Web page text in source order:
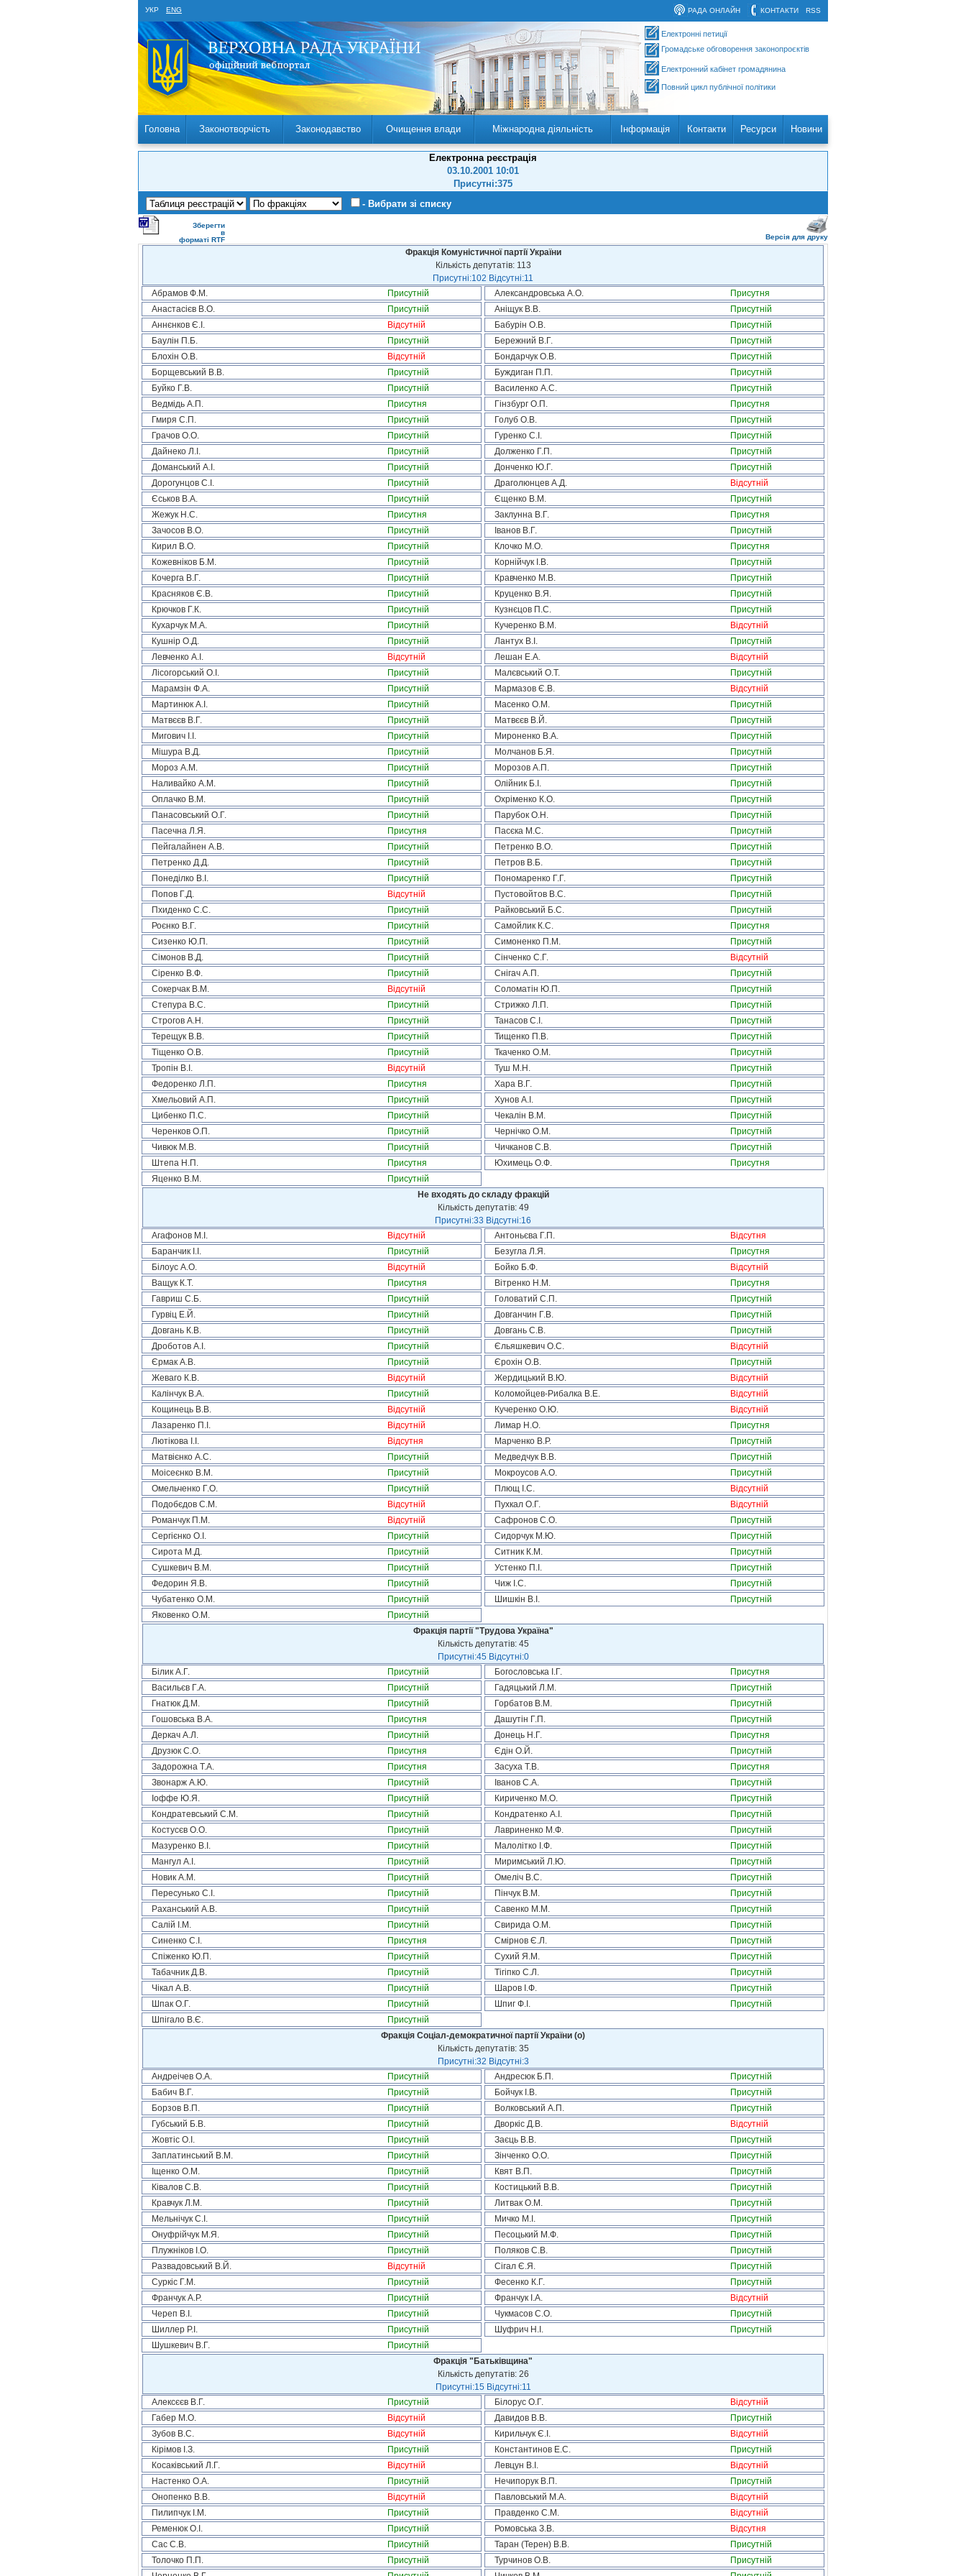
УКР ENG RSS
КОНТАКТИ
РАДА ОНЛАЙН
Електронні петиції
Громадське обговорення законопроєктів
Електронний кабінет громадянина
Повний цикл публічної політики
Головна Законотворчість Законодавство Очищення влади Міжнародна діяльність Інформація Контакти Ресурси Новини
Електронна реєстрація
03.10.2001 10:01
Присутні:375
- Вибрати зі списку
Зберегти
в
форматі RTF
Версія для друку
Фракція Комуністичної партії України
Кількість депутатів: 113
Присутні:102 Відсутні:11
Абрамов Ф.М.
Присутній Александровська А.О.
Присутня
Анастасієв В.О.
Присутній Аніщук В.В.
Присутній
Аннєнков Є.І.
Відсутній Бабурін О.В.
Присутній
Баулін П.Б.
Присутній Бережний В.Г.
Присутній
Блохін О.В.
Відсутній Бондарчук О.В.
Присутній
Борщевський В.В.
Присутній Буждиган П.П.
Присутній
Буйко Г.В.
Присутній Василенко А.С.
Присутній
Ведмідь А.П.
Присутня Гінзбург О.П.
Присутня
Гмиря С.П.
Присутній Голуб О.В.
Присутній
Грачов О.О.
Присутній Гуренко С.І.
Присутній
Дайнеко Л.І.
Присутній Долженко Г.П.
Присутній
Доманський А.І.
Присутній Донченко Ю.Г.
Присутній
Дорогунцов С.І.
Присутній Драголюнцев А.Д.
Відсутній
Єськов В.А.
Присутній Єщенко В.М.
Присутній
Жежук Н.С.
Присутня Заклунна В.Г.
Присутня
Зачосов В.О.
Присутній Іванов В.Г.
Присутній
Кирил В.О.
Присутній Клочко М.О.
Присутня
Кожевніков Б.М.
Присутній Корнійчук І.В.
Присутній
Кочерга В.Г.
Присутній Кравченко М.В.
Присутній
Красняков Є.В.
Присутній Круценко В.Я.
Присутній
Крючков Г.К.
Присутній Кузнєцов П.С.
Присутній
Кухарчук М.А.
Присутній Кучеренко В.М.
Відсутній
Кушнір О.Д.
Присутній Лантух В.І.
Присутній
Левченко А.І.
Відсутній Лешан Е.А.
Відсутній
Лісогорський О.І.
Присутній Малєвський О.Т.
Присутній
Марамзін Ф.А.
Присутній Мармазов Є.В.
Відсутній
Мартинюк А.І.
Присутній Масенко О.М.
Присутній
Матвєєв В.Г.
Присутній Матвєєв В.Й.
Присутній
Мигович І.І.
Присутній Мироненко В.А.
Присутній
Мішура В.Д.
Присутній Молчанов Б.Я.
Присутній
Мороз А.М.
Присутній Морозов А.П.
Присутній
Наливайко А.М.
Присутній Олійник Б.І.
Присутній
Оплачко В.М.
Присутній Охріменко К.О.
Присутній
Панасовський О.Г.
Присутній Парубок О.Н.
Присутній
Пасечна Л.Я.
Присутня Пасєка М.С.
Присутній
Пейгалайнен А.В.
Присутній Петренко В.О.
Присутній
Петренко Д.Д.
Присутній Петров В.Б.
Присутній
Понеділко В.І.
Присутній Пономаренко Г.Г.
Присутній
Попов Г.Д.
Відсутній Пустовойтов В.С.
Присутній
Пхиденко С.С.
Присутній Райковський Б.С.
Присутній
Роєнко В.Г.
Присутній Самойлик К.С.
Присутня
Сизенко Ю.П.
Присутній Симоненко П.М.
Присутній
Сімонов В.Д.
Присутній Сінченко С.Г.
Відсутній
Сіренко В.Ф.
Присутній Снігач А.П.
Присутній
Сокерчак В.М.
Відсутній Соломатін Ю.П.
Присутній
Степура В.С.
Присутній Стрижко Л.П.
Присутній
Строгов А.Н.
Присутній Танасов С.І.
Присутній
Терещук В.В.
Присутній Тищенко П.В.
Присутній
Тіщенко О.В.
Присутній Ткаченко О.М.
Присутній
Тропін В.І.
Відсутній Туш М.Н.
Присутній
Федоренко Л.П.
Присутня Хара В.Г.
Присутній
Хмельовий А.П.
Присутній Хунов А.І.
Присутній
Цибенко П.С.
Присутній Чекалін В.М.
Присутній
Черенков О.П.
Присутній Чернічко О.М.
Присутній
Чивюк М.В.
Присутній Чичканов С.В.
Присутній
Штепа Н.П.
Присутня Юхимець О.Ф.
Присутня
Яценко В.М.
Присутній
Не входять до складу фракцій
Кількість депутатів: 49
Присутні:33 Відсутні:16
Агафонов М.І.
Відсутній Антоньєва Г.П.
Відсутня
Баранчик І.І.
Присутній Безугла Л.Я.
Присутня
Білоус А.О.
Відсутній Бойко Б.Ф.
Відсутній
Ващук К.Т.
Присутня Вітренко Н.М.
Присутня
Гавриш С.Б.
Присутній Головатий С.П.
Присутній
Гурвіц Е.Й.
Присутній Довганчин Г.В.
Присутній
Довгань К.В.
Присутній Довгань С.В.
Присутній
Дроботов А.І.
Присутній Єльяшкевич О.С.
Відсутній
Єрмак А.В.
Присутній Єрохін О.В.
Присутній
Жеваго К.В.
Відсутній Жердицький В.Ю.
Відсутній
Калінчук В.А.
Присутній Коломойцев-Рибалка В.Е.
Відсутній
Кощинець В.В.
Відсутній Кучеренко О.Ю.
Відсутній
Лазаренко П.І.
Відсутній Лимар Н.О.
Присутня
Лютікова І.І.
Відсутня Марченко В.Р.
Присутній
Матвієнко А.С.
Присутній Медведчук В.В.
Присутній
Моісеєнко В.М.
Присутній Мокроусов А.О.
Присутній
Омельченко Г.О.
Присутній Плющ І.С.
Відсутній
Подобєдов С.М.
Відсутній Пухкал О.Г.
Відсутній
Романчук П.М.
Відсутній Сафронов С.О.
Присутній
Сергієнко О.І.
Присутній Сидорчук М.Ю.
Присутній
Сирота М.Д.
Присутній Ситник К.М.
Присутній
Сушкевич В.М.
Присутній Устенко П.І.
Присутній
Федорин Я.В.
Присутній Чиж І.С.
Присутній
Чубатенко О.М.
Присутній Шишкін В.І.
Присутній
Яковенко О.М.
Присутній
Фракція партії "Трудова Україна"
Кількість депутатів: 45
Присутні:45 Відсутні:0
Білик А.Г.
Присутній Богословська І.Г.
Присутня
Васильєв Г.А.
Присутній Гадяцький Л.М.
Присутній
Гнатюк Д.М.
Присутній Горбатов В.М.
Присутній
Гошовська В.А.
Присутня Дашутін Г.П.
Присутній
Деркач А.Л.
Присутній Донець Н.Г.
Присутня
Друзюк С.О.
Присутня Єдін О.Й.
Присутній
Задорожна Т.А.
Присутня Засуха Т.В.
Присутня
Звонарж А.Ю.
Присутній Іванов С.А.
Присутній
Іоффе Ю.Я.
Присутній Кириченко М.О.
Присутній
Кондратевський С.М.
Присутній Кондратенко А.І.
Присутній
Костусєв О.О.
Присутній Лавриненко М.Ф.
Присутній
Мазуренко В.І.
Присутній Малолітко І.Ф.
Присутній
Мангул А.І.
Присутній Миримський Л.Ю.
Присутній
Новик А.М.
Присутній Омеліч В.С.
Присутній
Пересунько С.І.
Присутній Пінчук В.М.
Присутній
Раханський А.В.
Присутній Савенко М.М.
Присутній
Салій І.М.
Присутній Свирида О.М.
Присутній
Синенко С.І.
Присутня Смірнов Є.Л.
Присутній
Спіженко Ю.П.
Присутній Сухий Я.М.
Присутній
Табачник Д.В.
Присутній Тігіпко С.Л.
Присутній
Чікал А.В.
Присутній Шаров І.Ф.
Присутній
Шпак О.Г.
Присутній Шпиг Ф.І.
Присутній
Шпігало В.Є.
Присутній
Фракція Соціал-демократичної партії України (о)
Кількість депутатів: 35
Присутні:32 Відсутні:3
Андреічев О.А.
Присутній Андресюк Б.П.
Присутній
Бабич В.Г.
Присутній Бойчук І.В.
Присутній
Борзов В.П.
Присутній Волковський А.П.
Присутній
Губський Б.В.
Присутній Дворкіс Д.В.
Відсутній
Жовтіс О.І.
Присутній Заєць В.В.
Присутній
Заплатинський В.М.
Присутній Зінченко О.О.
Присутній
Іщенко О.М.
Присутній Квят В.П.
Присутній
Ківалов С.В.
Присутній Костицький В.В.
Присутній
Кравчук Л.М.
Присутній Литвак О.М.
Присутній
Мельнічук С.І.
Присутній Мичко М.І.
Присутній
Онуфрійчук М.Я.
Присутній Песоцький М.Ф.
Присутній
Плужніков І.О.
Присутній Поляков С.В.
Присутній
Развадовський В.Й.
Відсутній Сігал Є.Я.
Присутній
Суркіс Г.М.
Присутній Фесенко К.Г.
Присутній
Франчук А.Р.
Присутній Франчук І.А.
Відсутній
Череп В.І.
Присутній Чукмасов С.О.
Присутній
Шиллер Р.І.
Присутній Шуфрич Н.І.
Присутній
Шушкевич В.Г.
Присутній
Фракція "Батьківщина"
Кількість депутатів: 26
Присутні:15 Відсутні:11
Алексєєв В.Г.
Присутній Білорус О.Г.
Відсутній
Габер М.О.
Відсутній Давидов В.В.
Присутній
Зубов В.С.
Відсутній Кирильчук Є.І.
Відсутній
Кірімов І.З.
Присутній Константинов Е.С.
Присутній
Косаківський Л.Г.
Відсутній Левцун В.І.
Відсутній
Настенко О.А.
Присутній Нечипорук В.П.
Присутній
Онопенко В.В.
Відсутній Павловський М.А.
Відсутній
Пилипчук І.М.
Присутній Правденко С.М.
Відсутній
Ременюк О.І.
Присутній Ромовська З.В.
Відсутня
Сас С.В.
Присутній Таран (Терен) В.В.
Присутній
Толочко П.П.
Присутній Турчинов О.В.
Присутній